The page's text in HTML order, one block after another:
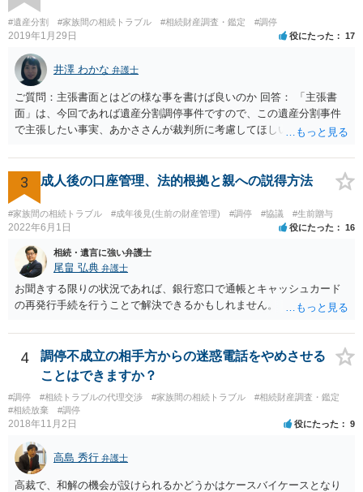
#遺産分割 #家族間の相続トラブル #相続財産調査・鑑定 #調停
2019年1月29日 役にたった 17
井澤 わかな 弁護士
ご質問：主張書面とはどの様な事を書けば良いのか 回答： 「主張書
面」は、今回であれば遺産分割調停事件ですので、この遺産分割事件
で主張したい事実、あかささんが裁判所に考慮してほしいと思う、亡
ります。 もし、主張したい事実や考慮してほしい事情に関連して
資料を持っているようであれば、主張書面とは別で提出できます。も
し、お姉さんに見られたくないような資料がある場合、「非開示の希
望に関する申出書」と共に提出することも考えられます。 ご質問：書
いた方が良い事と書かない方が良い事 回答： お姉さんが申立書の「申
立ての趣旨」のところに書いている遺産の分け方に対して意見があれ
ば、まずそれを書くとよいです。 次に「申立ての理由」のところに、
なぜ調停を申し立てたのか(例えば、あかささんと話合いが出来ない／
決裂した、など)や亡くなった方・あかささん・お姉さん間の事情やい
きさつなどが書かれていると思うので、あかささんから見てそれは違
分けるかを決めるについてあかささんが重要だと考える事情があれば
(例えば、○○のときにお姉さんは亡くなった方からお金を援助してもら
産分割に関係ない(と思われる)いきさつを沢山盛り込むことだと考えま
す(あくまで遺産分割に関係することに留める方が、裁判所や調停委員
3 成人後の口座管理、法的根拠と親への説得方法
#家族間の相続トラブル #成年後見(生前の財産管理) #調停 #協議 #生前贈与
2022年6月1日 役にたった 16
相続・遺言に強い弁護士
尾畠 弘典 弁護士
お聞きする限りの状況であれば、銀行窓口で通帳とキャッシュカード
の再発行手続を行うことで解決できるかもしれません。
4
調停不成立の相手方からの迷惑電話をやめさせる
ことはできますか？
#調停 #相続トラブルの代理交渉 #家族間の相続トラブル
#相続財産調査・鑑定
#相続放棄
#調停
2018年11月2日 役にたった 9
高島 秀行 弁護士
高裁で、和解の機会が設けられるかどうかはケースバイケースとなり